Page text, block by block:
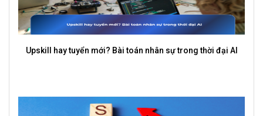
Upskill hay tuyển mới? Bài toán nhân sự trong thời đại AI